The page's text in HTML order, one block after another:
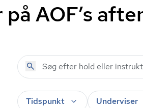
AOF’s
Tidspunkt Underviser